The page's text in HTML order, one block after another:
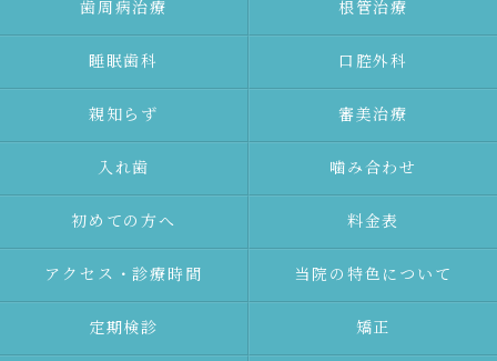
⻭周病治療 根管治療
睡眠歯科 口腔外科
親知らず 審美治療
⼊れ⻭ 噛み合わせ
初めての⽅へ 料金表
アクセス・診療時間 当院の特色について
定期検診 矯正